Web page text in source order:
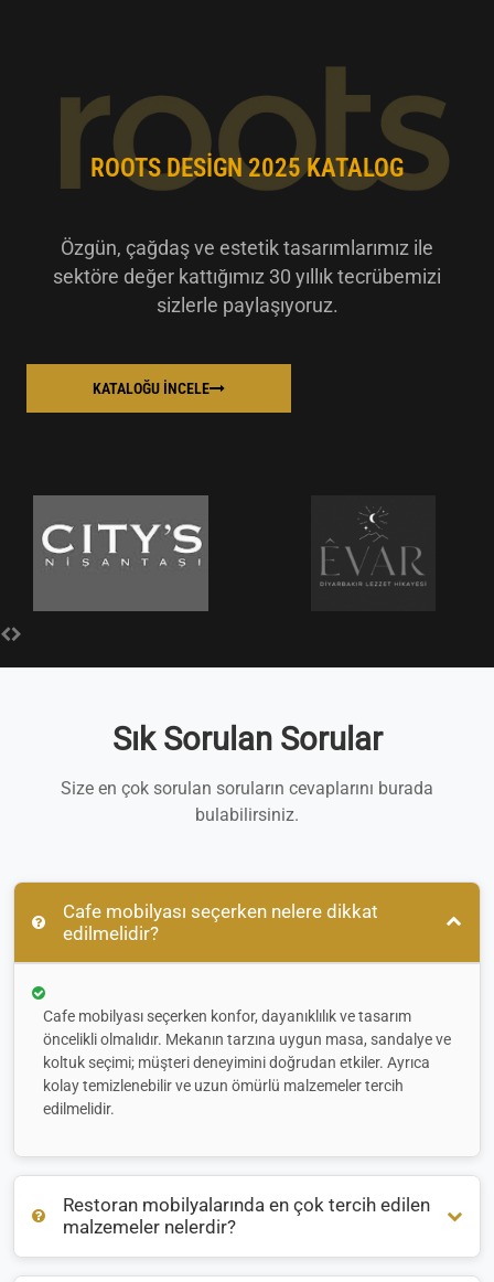
ROOTS DESIGN 2025 KATALOG
Özgün, çağdaş ve estetik tasarımlarımız ile
sektöre değer kattığımız 30 yıllık tecrübemizi
sizlerle paylaşıyoruz.
KATALOĞU İNCELE
Sık Sorulan Sorular
Size en çok sorulan soruların cevaplarını burada
bulabilirsiniz.
Cafe mobilyası seçerken nelere dikkat
edilmelidir?
Cafe mobilyası seçerken konfor, dayanıklılık ve tasarım
öncelikli olmalıdır. Mekanın tarzına uygun masa, sandalye ve
koltuk seçimi; müşteri deneyimini doğrudan etkiler. Ayrıca
kolay temizlenebilir ve uzun ömürlü malzemeler tercih
edilmelidir.
Restoran mobilyalarında en çok tercih edilen
malzemeler nelerdir?